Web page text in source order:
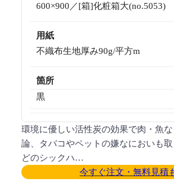
600×900／[箱]化粧箱大(no.5053)
用紙
不織布生地厚み90g/平方m
箇所
黒
環境に優しい活性炭の効果で肉・魚
論、タバコやペットの嫌なにおいも
どのシックハ…
今すぐ注文・無料見積